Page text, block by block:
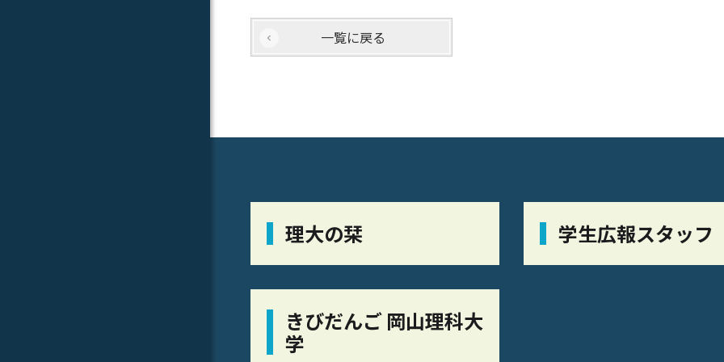
一覧に戻る
理大の栞 学生広報スタッフ
きびだんご 岡山理科大
学